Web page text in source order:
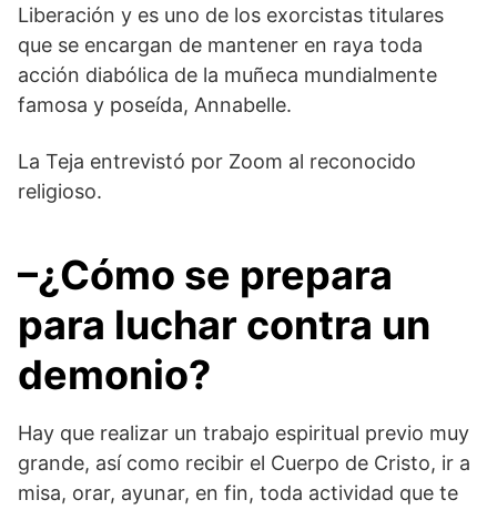
Liberación y es uno de los exorcistas titulares
que se encargan de mantener en raya toda
acción diabólica de la muñeca mundialmente
famosa y poseída, Annabelle.
La Teja entrevistó por Zoom al reconocido
religioso.
–¿Cómo se prepara
para luchar contra un
demonio?
Hay que realizar un trabajo espiritual previo muy
grande, así como recibir el Cuerpo de Cristo, ir a
misa, orar, ayunar, en fin, toda actividad que te